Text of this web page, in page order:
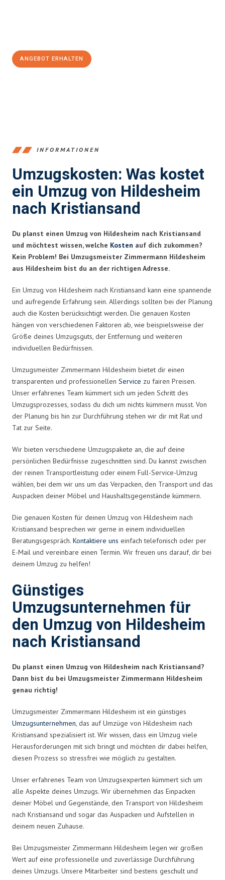
ANGEBOT ERHALTEN
INFORMATIONEN
Umzugskosten: Was kostet
ein Umzug von Hildesheim
nach Kristiansand
Du planst einen Umzug von Hildesheim nach Kristiansand
und möchtest wissen, welche Kosten auf dich zukommen?
Kein Problem! Bei Umzugsmeister Zimmermann Hildesheim
aus Hildesheim bist du an der richtigen Adresse.
Ein Umzug von Hildesheim nach Kristiansand kann eine spannende
und aufregende Erfahrung sein. Allerdings sollten bei der Planung
auch die Kosten berücksichtigt werden. Die genauen Kosten
hängen von verschiedenen Faktoren ab, wie beispielsweise der
Größe deines Umzugsguts, der Entfernung und weiteren
individuellen Bedürfnissen.
Umzugsmeister Zimmermann Hildesheim bietet dir einen
transparenten und professionellen Service zu fairen Preisen.
Unser erfahrenes Team kümmert sich um jeden Schritt des
Umzugsprozesses, sodass du dich um nichts kümmern musst. Von
der Planung bis hin zur Durchführung stehen wir dir mit Rat und
Tat zur Seite.
Wir bieten verschiedene Umzugspakete an, die auf deine
persönlichen Bedürfnisse zugeschnitten sind. Du kannst zwischen
der reinen Transportleistung oder einem Full-Service-Umzug
wählen, bei dem wir uns um das Verpacken, den Transport und das
Auspacken deiner Möbel und Haushaltsgegenstände kümmern.
Die genauen Kosten für deinen Umzug von Hildesheim nach
Kristiansand besprechen wir gerne in einem individuellen
Beratungsgespräch. Kontaktiere uns einfach telefonisch oder per
E-Mail und vereinbare einen Termin. Wir freuen uns darauf, dir bei
deinem Umzug zu helfen!
Günstiges
Umzugsunternehmen für
den Umzug von Hildesheim
nach Kristiansand
Du planst einen Umzug von Hildesheim nach Kristiansand?
Dann bist du bei Umzugsmeister Zimmermann Hildesheim
genau richtig!
Umzugsmeister Zimmermann Hildesheim ist ein günstiges
Umzugsunternehmen, das auf Umzüge von Hildesheim nach
Kristiansand spezialisiert ist. Wir wissen, dass ein Umzug viele
Herausforderungen mit sich bringt und möchten dir dabei helfen,
diesen Prozess so stressfrei wie möglich zu gestalten.
Unser erfahrenes Team von Umzugsexperten kümmert sich um
alle Aspekte deines Umzugs. Wir übernehmen das Einpacken
deiner Möbel und Gegenstände, den Transport von Hildesheim
nach Kristiansand und sogar das Auspacken und Aufstellen in
deinem neuen Zuhause.
Bei Umzugsmeister Zimmermann Hildesheim legen wir großen
Wert auf eine professionelle und zuverlässige Durchführung
deines Umzugs. Unsere Mitarbeiter sind bestens geschult und